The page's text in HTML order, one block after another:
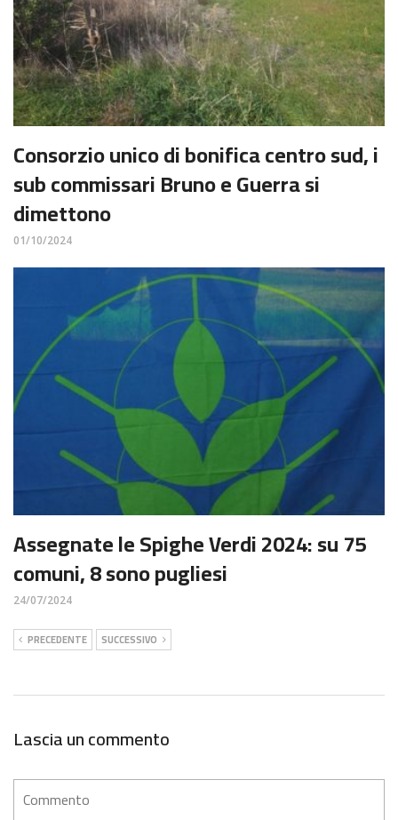
Consorzio unico di bonifica centro sud, i
sub commissari Bruno e Guerra si
dimettono
01/10/2024
Assegnate le Spighe Verdi 2024: su 75
comuni, 8 sono pugliesi
24/07/2024
PRECEDENTE SUCCESSIVO
Lascia un commento